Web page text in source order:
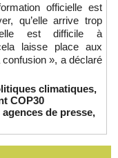
officielle est
qu’elle arrive trop
est difficile à
laisse place aux
», a déclaré
climatiques,
COP30
de presse,